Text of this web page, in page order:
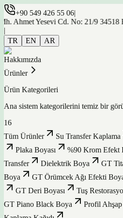
+90 549 426 55 06|
Yesevi Cd. No: 21/9 34518
|
TR
EN AR
Hakkımızda
Ürünler
Ürün Kategorileri
Ana sistem kategorilerini temiz bir
16
Tüm Ürünler
Su Transfer Kaplama
Plaka Boyası
%90 Krom Efekt
Transfer
Dielektrik Boya GT
Boya
GT Örümcek Ağı Efekti
GT Deri Boyası
Tuş
GT Piano Black Boya
Profil